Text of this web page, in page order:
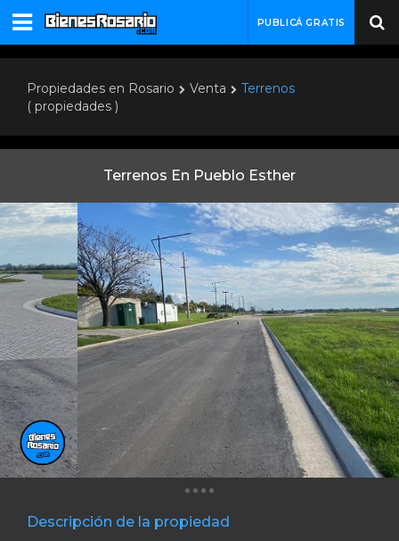
PUBLICÁ GRATIS
Propiedades en Rosario Venta
Terrenos
( propiedades )
Terrenos En Pueblo Esther
Descripción de la propiedad